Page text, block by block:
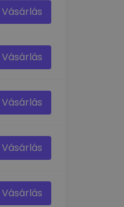
Vásárlás
Vásárlás
Vásárlás
Vásárlás
Vásárlás